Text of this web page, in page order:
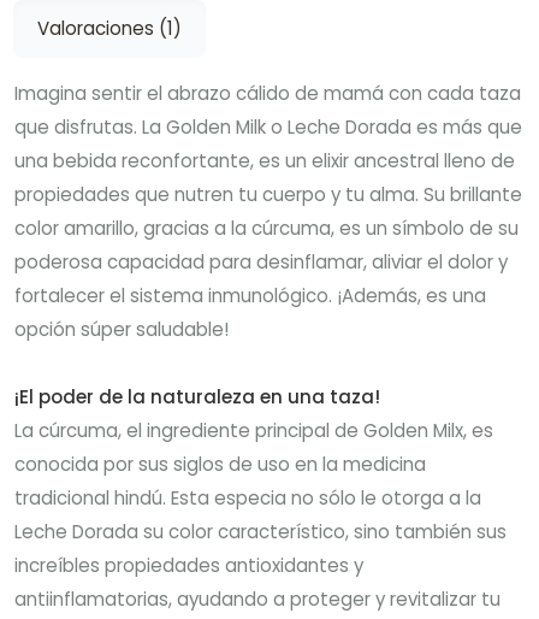
Valoraciones (1)
Imagina sentir el abrazo cálido de mamá con cada taza
que disfrutas. La Golden Milk o Leche Dorada es más que
una bebida reconfortante, es un elixir ancestral lleno de
propiedades que nutren tu cuerpo y tu alma. Su brillante
color amarillo, gracias a la cúrcuma, es un símbolo de su
poderosa capacidad para desinflamar, aliviar el dolor y
fortalecer el sistema inmunológico. ¡Además, es una
opción súper saludable!
¡El poder de la naturaleza en una taza!
La cúrcuma, el ingrediente principal de Golden Milx, es
conocida por sus siglos de uso en la medicina
tradicional hindú. Esta especia no sólo le otorga a la
Leche Dorada su color característico, sino también sus
increíbles propiedades antioxidantes y
antiinflamatorias, ayudando a proteger y revitalizar tu